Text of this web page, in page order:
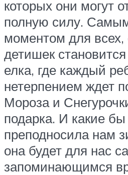
которых они могут
полную силу.
моментом для всех,
детишек
елка, где каждый
нетерпением ждет
Мороза и
подарка. И какие
преподносила нам
она будет для нас
запоминающимся